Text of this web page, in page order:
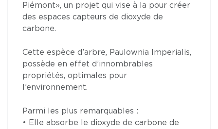
Piémont», un projet qui vise à la pour créer
des espaces capteurs de dioxyde de
carbone.
Cette espèce d’arbre, Paulownia Imperialis,
possède en effet d’innombrables
propriétés, optimales pour
l’environnement.
Parmi les plus remarquables :
• Elle absorbe le dioxyde de carbone de